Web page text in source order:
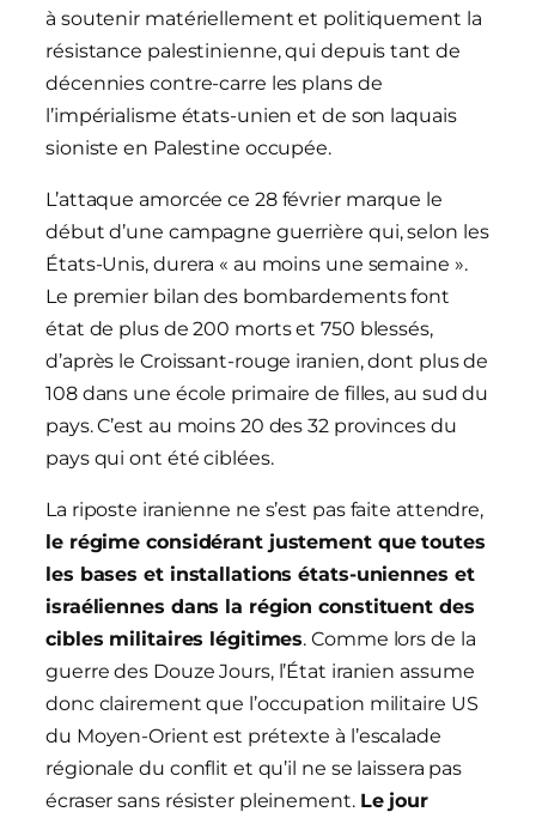
à soutenir matériellement et politiquement la
résistance palestinienne, qui depuis tant de
décennies contre-carre les plans de
l’impérialisme états-unien et de son laquais
sioniste en Palestine occupée.
L’attaque amorcée ce 28 février marque le
début d’une campagne guerrière qui, selon les
États-Unis, durera « au moins une semaine ».
Le premier bilan des bombardements font
état de plus de 200 morts et 750 blessés,
d’après le Croissant-rouge iranien, dont plus de
108 dans une école primaire de filles, au sud du
pays. C’est au moins 20 des 32 provinces du
pays qui ont été ciblées.
La riposte iranienne ne s’est pas faite attendre,
le régime considérant justement que toutes
les bases et installations états-uniennes et
israéliennes dans la région constituent des
cibles militaires légitimes. Comme lors de la
guerre des Douze Jours, l’État iranien assume
donc clairement que l’occupation militaire US
du Moyen-Orient est prétexte à l’escalade
régionale du conflit et qu’il ne se laissera pas
écraser sans résister pleinement. Le jour